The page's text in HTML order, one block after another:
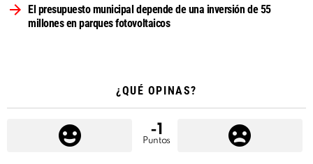
El presupuesto municipal depende de una inversión de 55
millones en parques fotovoltaicos
¿QUÉ OPINAS?
-1
Puntos